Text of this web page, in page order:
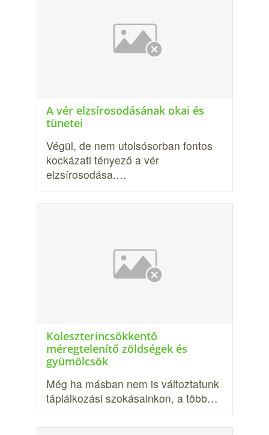
A vér elzsírosodásának okai és
tünetei
Végül, de nem utolsósorban fontos
kockázati tényező a vér
elzsírosodása.…
Koleszterincsökkentő
méregtelenítő zöldségek és
gyümölcsök
Még ha másban nem is változtatunk
táplálkozási szokásain­kon, a több…